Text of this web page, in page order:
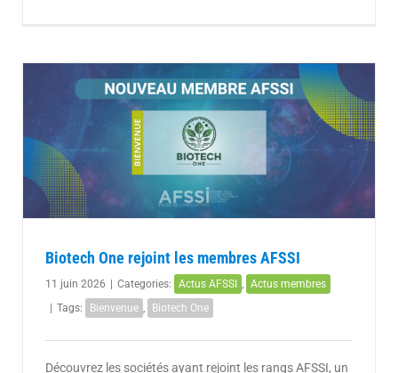
Biotech One rejoint les membres AFSSI
11 juin 2026 | Categories: Actus AFSSI
Actus membres
| Tags: Bienvenue Biotech One
Découvrez les sociétés ayant rejoint les rangs AFSSI, un